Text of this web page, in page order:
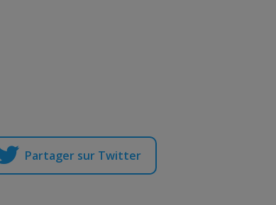
Partager sur Twitter